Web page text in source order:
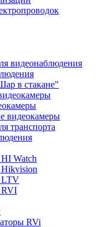
видеонаблюдения
в стакане"
видеокамеры
транспорта
Watch
LTV
RVI
RVi